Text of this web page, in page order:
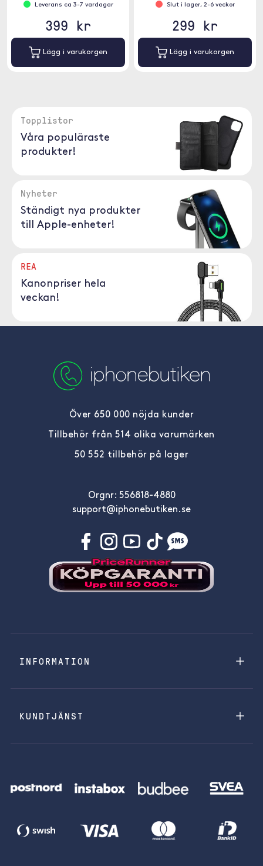
Leverans ca 3-7 vardagar
399 kr
Lägg i varukorgen
Slut i lager, 2-6 veckor
299 kr
Lägg i varukorgen
Topplistor
Våra populäraste
produkter!
Nyheter
Ständigt nya produkter
till Apple-enheter!
REA
Kanonpriser hela
veckan!
Över 650 000 nöjda kunder
Tillbehör från 514 olika varumärken
50 552 tillbehör på lager
Orgnr: 556818-4880
support@iphonebutiken.se
INFORMATION
KUNDTJÄNST